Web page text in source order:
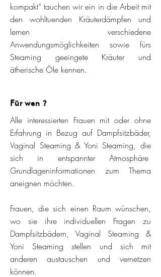
Für wen ?
kompakt“ tauchen wir ein in die Arbeit mit
den wohltuenden Kräuterdämpfen und
lernen verschiedene
Anwendungsmöglichkeiten sowie fürs
Steaming geeingete Kräuter und
ätherische Öle kennen.
Alle interessierten Frauen mit oder ohne
Erfahrung in Bezug auf Dampfsitzbäder,
Vaginal Steaming & Yoni Steaming, die
sich in entspannter Atmosphäre
Grundlageninformationen zum Thema
aneignen möchten.
Frauen, die sich einen Raum wünschen,
wo sie ihre individuellen Fragen zu
Dampfsitzbädern, Vaginal Steaming &
Yoni Steaming stellen und sich mit
anderen austauschen und vernetzen
können.